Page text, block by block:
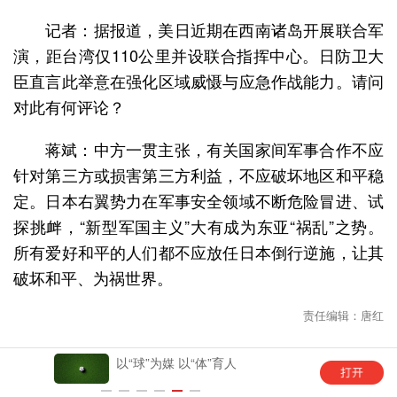
记者：据报道，美日近期在西南诸岛开展联合军
演，距台湾仅110公里并设联合指挥中心。日防卫大
臣直言此举意在强化区域威慑与应急作战能力。请问
对此有何评论？
蒋斌：中方一贯主张，有关国家间军事合作不应
针对第三方或损害第三方利益，不应破坏地区和平稳
定。日本右翼势力在军事安全领域不断危险冒进、试
探挑衅，“新型军国主义”大有成为东亚“祸乱”之势。
所有爱好和平的人们都不应放任日本倒行逆施，让其
破坏和平、为祸世界。
责任编辑：唐红
以“球”为媒 以“体”育人 幼儿园